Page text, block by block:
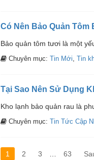
Có Nên Bảo Quản
Bảo quản tôm tươi là một
Chuyên mục: Tin Mới, Tin
Tại Sao Nên Sử Dụng
Kho lạnh bảo quản rau là
Chuyên mục: Tin Tức Cập
1 2 3 63